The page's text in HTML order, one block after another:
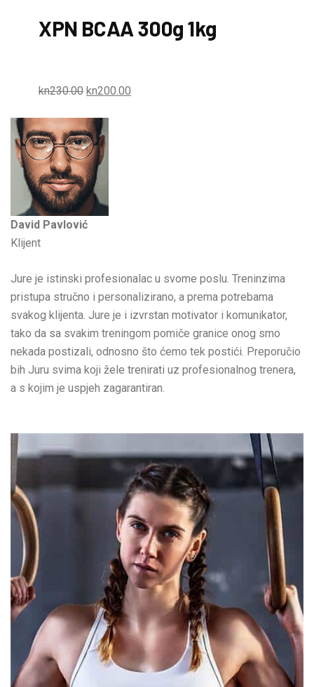
XPN BCAA 300g 1kg
kn230.00 kn200.00
David Pavlović
Klijent
Jure je istinski profesionalac u svome poslu. Treninzima
pristupa stručno i personalizirano, a prema potrebama
svakog klijenta. Jure je i izvrstan motivator i komunikator,
tako da sa svakim treningom pomiče granice onog smo
nekada postizali, odnosno što ćemo tek postići. Preporučio
bih Juru svima koji žele trenirati uz profesionalnog trenera,
a s kojim je uspjeh zagarantiran.